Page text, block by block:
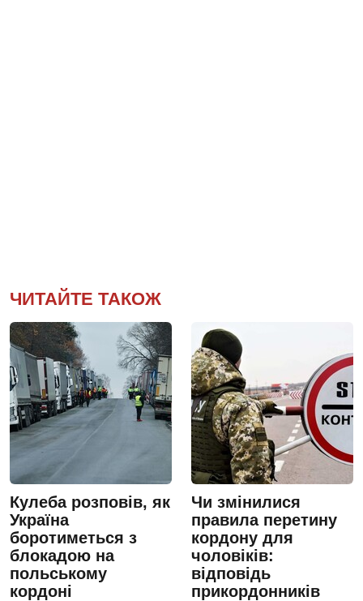
ЧИТАЙТЕ ТАКОЖ
Кулеба розповів, як
Україна
боротиметься з
блокадою на
польському
кордоні
Чи змінилися
правила перетину
кордону для
чоловіків:
відповідь
прикордонників